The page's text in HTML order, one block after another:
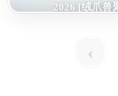
2026 [绒爪兽
‹